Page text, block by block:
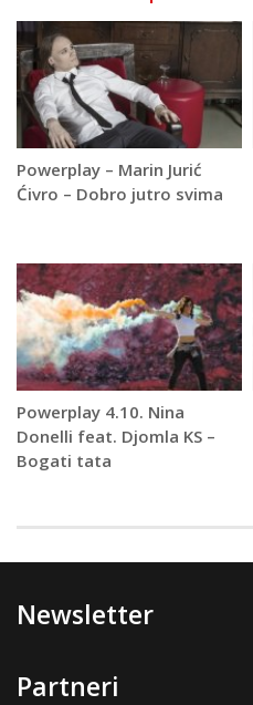
Powerplay – Marin Jurić
Ćivro – Dobro jutro svima
Powerplay 4.10. Nina
Donelli feat. Djomla KS –
Bogati tata
Newsletter
Partneri